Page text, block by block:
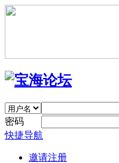
密码
快捷导航
邀请注册